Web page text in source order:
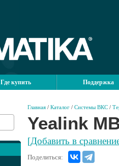
Где купить Поддержка
Главная / Каталог / Системы ВКС /
Yealink
[Добавить в
Поделиться: